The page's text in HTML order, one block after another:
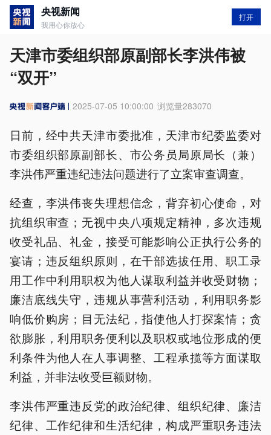
央视新闻
我用心你放心
打开
天津市委组织部原副部长李洪伟被
“双开”
2025-07-05 10:00:00 浏览量283070
日前，经中共天津市委批准，天津市纪委监委对
市委组织部原副部长、市公务员局原局长（兼）
李洪伟严重违纪违法问题进行了立案审查调查。
经查，李洪伟丧失理想信念，背弃初心使命，对
抗组织审查；无视中央八项规定精神，多次违规
收受礼品、礼金，接受可能影响公正执行公务的
宴请；违反组织原则，在干部选拔任用、职工录
用工作中利用职权为他人谋取利益并收受财物；
廉洁底线失守，违规从事营利活动，利用职务影
响低价购房；目无法纪，指使他人打探案情；贪
欲膨胀，利用职务便利以及职权或地位形成的便
利条件为他人在人事调整、工程承揽等方面谋取
利益，并非法收受巨额财物。
李洪伟严重违反党的政治纪律、组织纪律、廉洁
纪律、工作纪律和生活纪律，构成严重职务违法